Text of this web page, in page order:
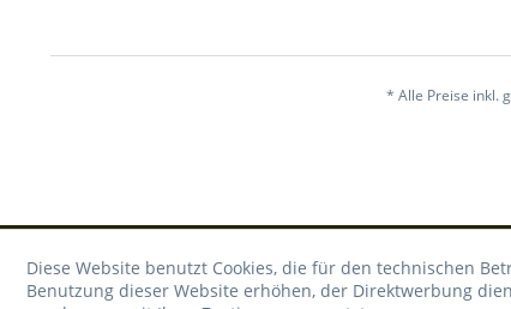
* Alle Preise inkl.
Diese Website benutzt Cookies, die für den technischen
Benutzung dieser Website erhöhen, der Direktwerbung